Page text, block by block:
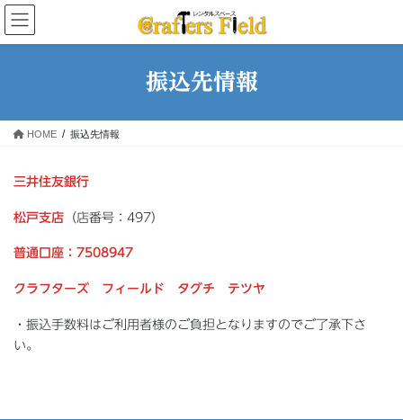
コ
ン
テ
ス
ナ
ビ
ゲ
ン
振込先情報
HOME 振込先情報
三井住友銀行
松戸支店 （店番号：497）
普通口座：7508947
クラフターズ フィールド タグチ テツヤ
・振込手数料はご利用者様のご負担となりますのでご了承下さ
い。